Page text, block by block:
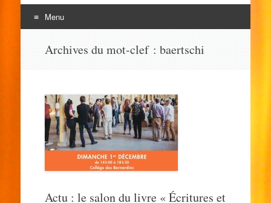
Menu
Archives du mot-clef : baertschi
Actu : le salon du livre « Écritures et